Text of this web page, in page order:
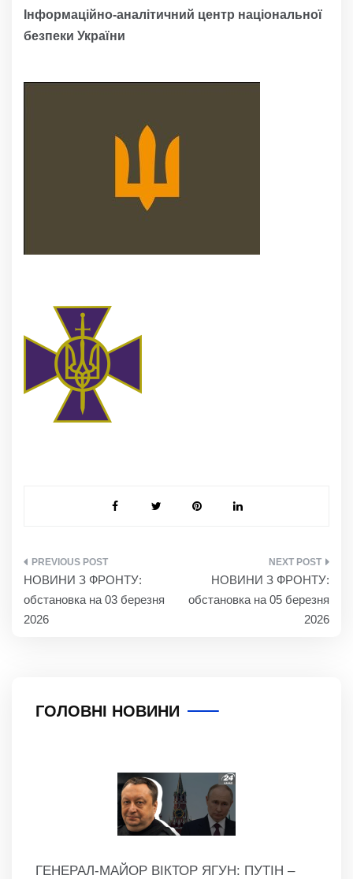
Інформаційно-аналітичний центр національної
безпеки України
НАВІГАЦІЯ
ЗАПИСІВ
НОВИНИ З ФРОНТУ:
обстановка на 03 березня
2026
НОВИНИ З ФРОНТУ:
обстановка на 05 березня
2026
ГОЛОВНІ НОВИНИ
ГЕНЕРАЛ-МАЙОР ВІКТОР ЯГУН: ПУТІН –